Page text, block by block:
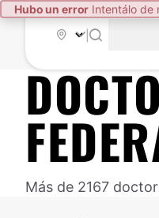
Hubo un error Intentálo de
Más de 2167